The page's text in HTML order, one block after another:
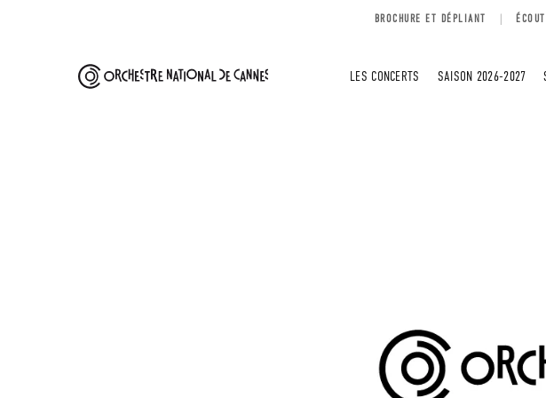
BROCHURE ET DÉPLIANT
LES CONCERTS SAISON 2026-2027